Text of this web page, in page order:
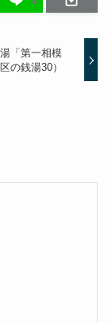
「第一相模
の銭湯30）